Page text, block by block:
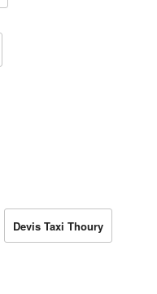
Devis Taxi Thoury